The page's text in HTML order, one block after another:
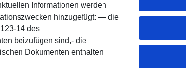
Informationen werden
hinzugefügt: — die
14 des
beizufügen sind,- die
Dokumenten enthalten